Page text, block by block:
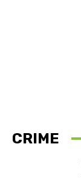
CRIME